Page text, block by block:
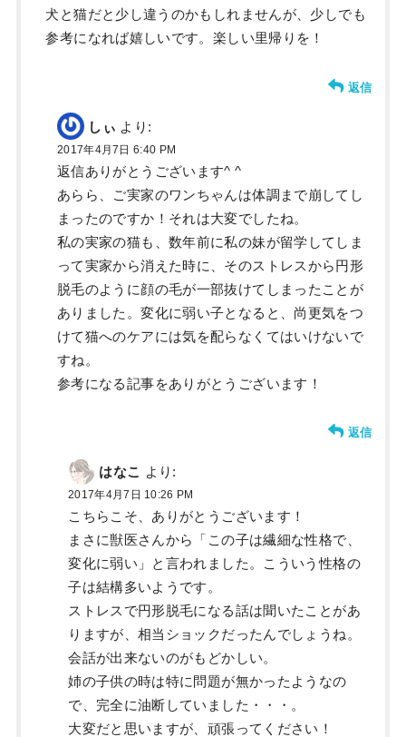
犬と猫だと少し違うのかもしれませんが、少しでも
参考になれば嬉しいです。楽しい里帰りを！
返信
しぃ より:
2017年4月7日 6:40 PM
返信ありがとうございます^ ^
あらら、ご実家のワンちゃんは体調まで崩してし
まったのですか！それは大変でしたね。
私の実家の猫も、数年前に私の妹が留学してしま
って実家から消えた時に、そのストレスから円形
脱毛のように顔の毛が一部抜けてしまったことが
ありました。変化に弱い子となると、尚更気をつ
けて猫へのケアには気を配らなくてはいけないで
すね。
参考になる記事をありがとうございます！
返信
はなこ より:
2017年4月7日 10:26 PM
こちらこそ、ありがとうございます！
まさに獣医さんから「この子は繊細な性格で、
変化に弱い」と言われました。こういう性格の
子は結構多いようです。
ストレスで円形脱毛になる話は聞いたことがあ
りますが、相当ショックだったんでしょうね。
会話が出来ないのがもどかしい。
姉の子供の時は特に問題が無かったようなの
で、完全に油断していました・・・。
大変だと思いますが、頑張ってください！